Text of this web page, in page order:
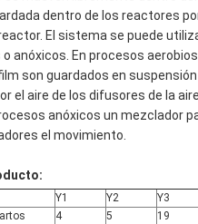
dentro de los reactores
El sistema se puede
anóxicos. En procesos
son guardados en
el aire de los difusores de la
anóxicos un mezclador
el movimiento.
Y1 Y2 Y3
4 5 19